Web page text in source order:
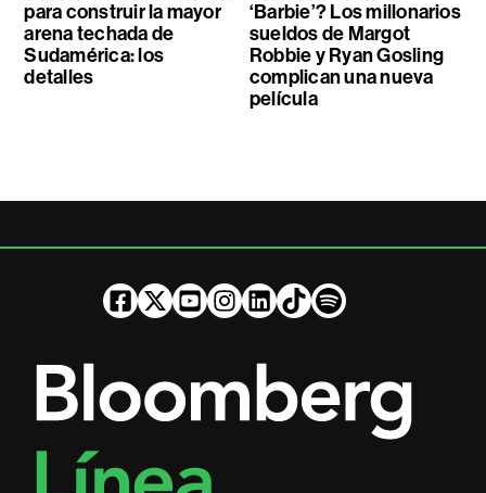
para construir la mayor
arena techada de
Sudamérica: los
detalles
‘Barbie’? Los millonarios
sueldos de Margot
Robbie y Ryan Gosling
complican una nueva
película